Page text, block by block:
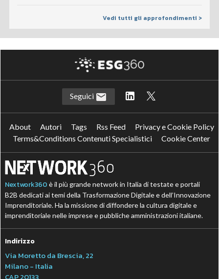
Vedi tutti gli approfondimenti >
Seguici
About Autori Tags Rss Feed
Privacy e Cookie Policy
Terms&Conditions Contenuti Specialistici
Cookie Center
Nextwork360 è il più grande network in Italia di testate e portali
B2B dedicati ai temi della Trasformazione Digitale e dell’Innovazione
Imprenditoriale. Ha la missione di diffondere la cultura digitale e
imprenditoriale nelle imprese e pubbliche amministrazioni italiane.
Indirizzo
Via Moretto da Brescia, 22
Milano - Italia